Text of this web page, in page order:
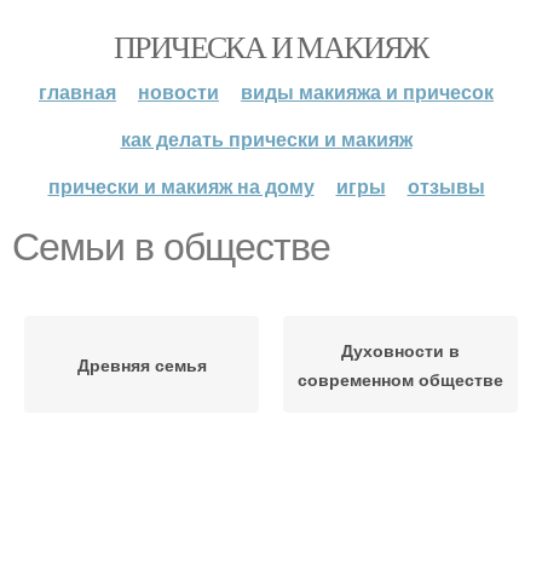
ПРИЧЕСКА И МАКИЯЖ
главная новости
виды макияжа и причесок
как делать прически и макияж
прически и макияж на дому
игры отзывы
Семьи в обществе
Древняя семья
Духовности в
современном обществе